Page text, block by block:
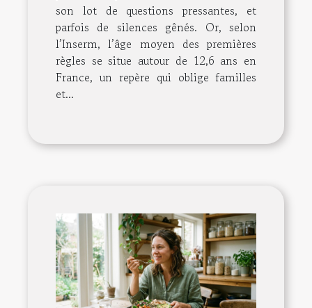
son lot de questions pressantes, et
parfois de silences gênés. Or, selon
l’Inserm, l’âge moyen des premières
règles se situe autour de 12,6 ans en
France, un repère qui oblige familles
et...